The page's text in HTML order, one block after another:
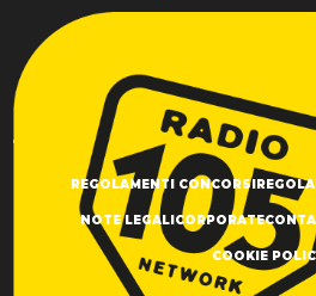
REGOLAMENTI CONCORSI
NOTE LEGALICORPORATE
COOKIE